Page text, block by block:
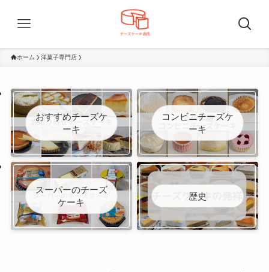
ホーム 洋菓子専門店
おすすめチーズケ
ーキ
コンビニチーズケ
ーキ
スーパーのチーズ
ケーキ
歴史